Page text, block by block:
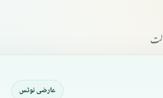
عارضی نوٹس